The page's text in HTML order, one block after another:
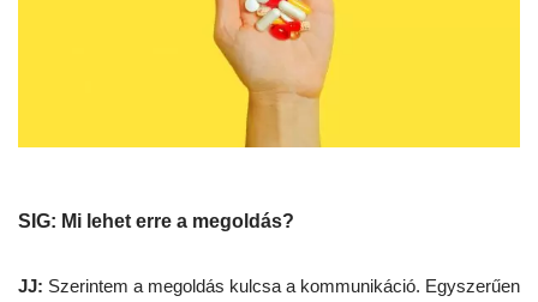
SIG: Mi lehet erre a megoldás?
JJ: Szerintem a megoldás kulcsa a kommunikáció. Egyszerűen